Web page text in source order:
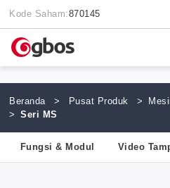
Kode Saham:870145
Beranda > Pusat Produk >
>
Seri MS
Fungsi & Modul Video